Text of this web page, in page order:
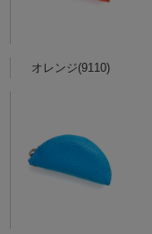
オレンジ(9110)